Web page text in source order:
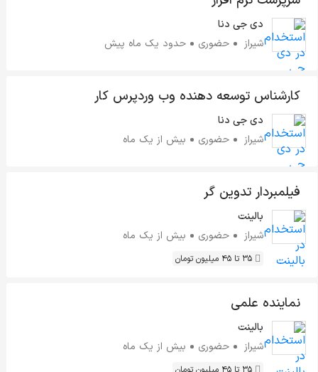
دی جی دنا
شیراز
حضوری حدود یک ماه پیش
کارشناس توسعه دهنده وب وردپرس کار
دی جی دنا
شیراز
حضوری بیش از یک ماه
فیلمبردار تدوین گر
بالینت
شیراز
حضوری بیش از یک ماه
35 تا 45 میلیون تومان
نماینده علمی
بالینت
شیراز
حضوری بیش از یک ماه